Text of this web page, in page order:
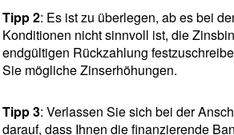
Tipp 2: Es ist zu überlegen, ab es bei
Konditionen nicht sinnvoll ist, die
endgültigen Rückzahlung
Sie mögliche Zinserhöhungen.
Tipp 3: Verlassen Sie sich bei der
darauf, dass Ihnen die finanzierende